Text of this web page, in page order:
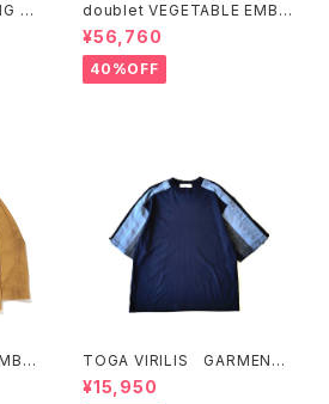
doublet VEGETABLE EMBR
OIDERY CUT-OFF PANTS
¥56,760
40%OFF
TOGA VIRILIS GARMENT
DYE T-SHIRT (Green、Nav
y)
¥15,950